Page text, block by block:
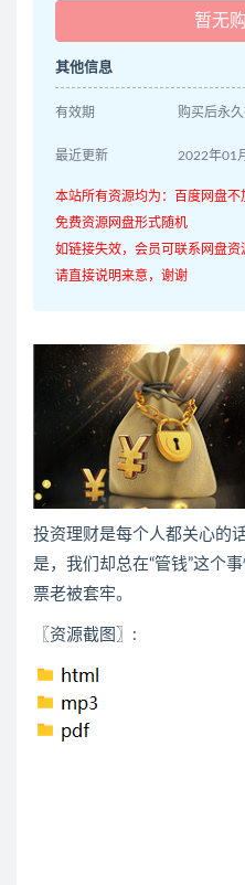
暂无
其他信息
有效期 购买后永
最近更新 2022年01
本站所有资源均为：百度网盘不
免费资源网盘形式随机
如链接失效，会员可联系网盘资
请直接说明来意，谢谢
投资理财是每个人都关心的
是，我们却总在“管钱”这个
票老被套牢。
〖资源截图〗 :